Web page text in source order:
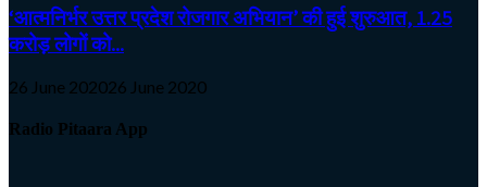
‘आत्मनिर्भर उत्तर प्रदेश रोजगार अभियान’ की हुई शुरुआत, 1.25
करोड़ लोगों को...
26 June 202026 June 2020
Radio Pitaara App